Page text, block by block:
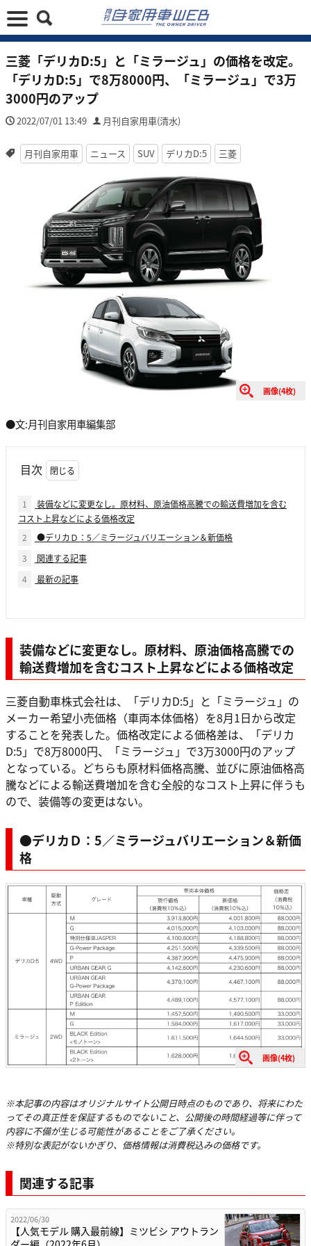
三菱「デリカD:5」と「ミラージュ」の価格を改定。
「デリカD:5」で8万8000円、「ミラージュ」で3万
3000円のアップ
2022/07/01 13:49 月刊自家用車(清水)
月刊自家用車 ニュース SUV デリカD:5 三菱
画像(4枚)
●文:月刊自家用車編集部
目次
1
装備などに変更なし。原材料、原油価格高騰での輸送費増加を含む
コスト上昇などによる価格改定
2
●デリカＤ：5／ミラージュバリエーション＆新価格
3
関連する記事
4
最新の記事
装備などに変更なし。原材料、原油価格高騰での
輸送費増加を含むコスト上昇などによる価格改定
三菱自動車株式会社は、「デリカD:5」と「ミラージュ」の
メーカー希望小売価格（車両本体価格）を8月1日から改定
することを発表した。価格改定による価格差は、「デリカ
D:5」で8万8000円、「ミラージュ」で3万3000円のアップ
となっている。どちらも原材料価格高騰、並びに原油価格高
騰などによる輸送費増加を含む全般的なコスト上昇に伴うも
ので、装備等の変更はない。
●デリカＤ：5／ミラージュバリエーション＆新価
格
画像(4枚)
※本記事の内容はオリジナルサイト公開日時点のものであり、将来にわた
ってその真正性を保証するものでないこと、公開後の時間経過等に伴って
内容に不備が生じる可能性があることをご了承ください。
※特別な表記がないかぎり、価格情報は消費税込みの価格です。
関連する記事
2022/06/30
【人気モデル 購入最前線】ミツビシ アウトラン